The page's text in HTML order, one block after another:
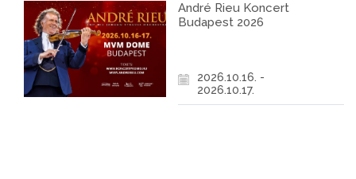
André Rieu Koncert
Budapest 2026
2026.10.16. -
2026.10.17.